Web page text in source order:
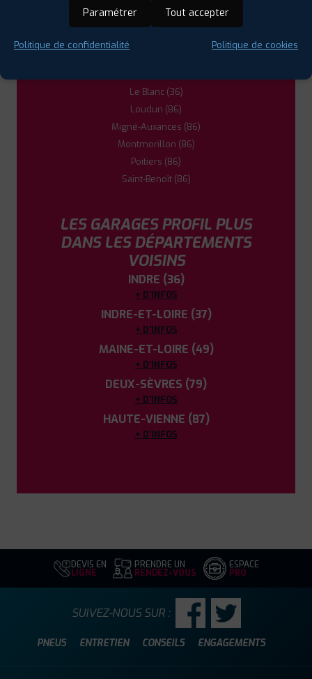
16 BIS AVENUE PIERRE MENDES
36300 LE BLANC
Buxerolles (86)
Le Blanc (36)
Loudun (86)
Migné-Auxances (86)
Montmorillon (86)
Poitiers (86)
Saint-Benoît (86)
LES GARAGES PROFIL PLUS
DANS LES DÉPARTEMENTS
VOISINS
INDRE (36)
+ D'INFOS
INDRE-ET-LOIRE (37)
+ D'INFOS
MAINE-ET-LOIRE (49)
+ D'INFOS
DEUX-SÈVRES (79)
+ D'INFOS
HAUTE-VIENNE (87)
+ D'INFOS
DEVIS EN
LIGNE
PRENDRE UN
RENDEZ-VOUS
ESPACE
PRO
PNEUS ENTRETIEN CONSEILS ENGAGEMENTS
SUIVEZ-NOUS SUR :
Paramétrer Tout accepter
Politique de confidentialité Politique de cookies